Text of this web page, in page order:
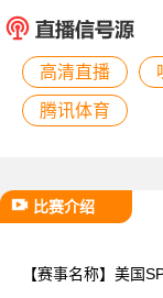
高清直播
腾讯体育
比赛介绍
【赛事名称】 美国